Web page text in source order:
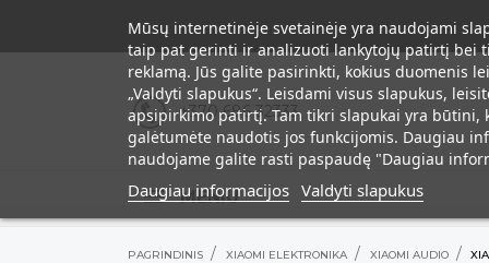
+370 686 32333
MENIU
PAGRINDINIS XIAOMI ELEKTRONIKA XIAOMI AUDIO
Mūsų internetinėje svetainėje yra naudojami
taip pat gerinti ir analizuoti lankytojų patirtį bei
reklamą. Jūs galite pasirinkti, kokius duomenis
„Valdyti slapukus“. Leisdami visus slapukus,
apsipirkimo patirtį. Tam tikri slapukai yra būtini,
galėtumėte naudotis jos funkcijomis. Daugiau
naudojame galite rasti paspaudę "Daugiau
Daugiau informacijos Valdyti slapukus